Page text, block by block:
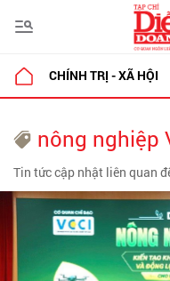
CHÍNH TRỊ - XÃ HỘI
nông nghiệp
Tin tức cập nhật liên quan